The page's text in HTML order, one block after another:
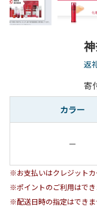
返
寄
カラー
－
※お支払いはクレジットカ
※ポイントのご利用はでき
※配送日時の指定はできま